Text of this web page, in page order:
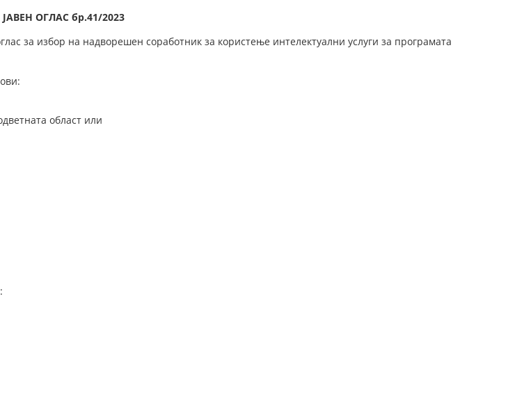
ЈАВЕН ОГЛАС бр.41/2023
за избор на надворешен соработник за користење интелектуални услуги за програматa
област или